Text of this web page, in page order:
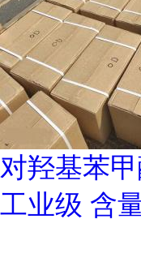
对羟基苯
工业级 含